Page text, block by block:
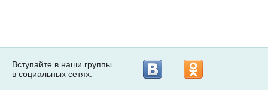
Вступайте в наши группы
в социальных сетях: